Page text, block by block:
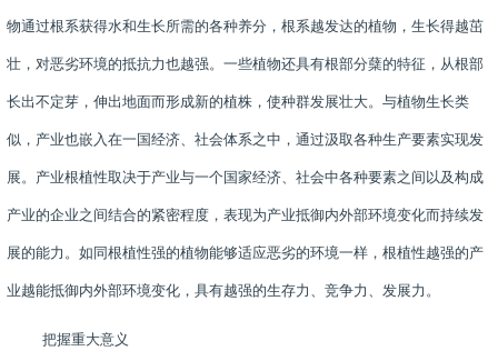
物通过根系获得水和生长所需的各种养分，根系越发达的植物，生长得越茁
壮，对恶劣环境的抵抗力也越强。一些植物还具有根部分蘖的特征，从根部
长出不定芽，伸出地面而形成新的植株，使种群发展壮大。与植物生长类
似，产业也嵌入在一国经济、社会体系之中，通过汲取各种生产要素实现发
展。产业根植性取决于产业与一个国家经济、社会中各种要素之间以及构成
产业的企业之间结合的紧密程度，表现为产业抵御内外部环境变化而持续发
展的能力。如同根植性强的植物能够适应恶劣的环境一样，根植性越强的产
业越能抵御内外部环境变化，具有越强的生存力、竞争力、发展力。
把握重大意义